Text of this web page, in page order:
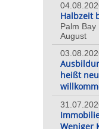
Halbzeit
Palm Bay
August
heißt
Weniger